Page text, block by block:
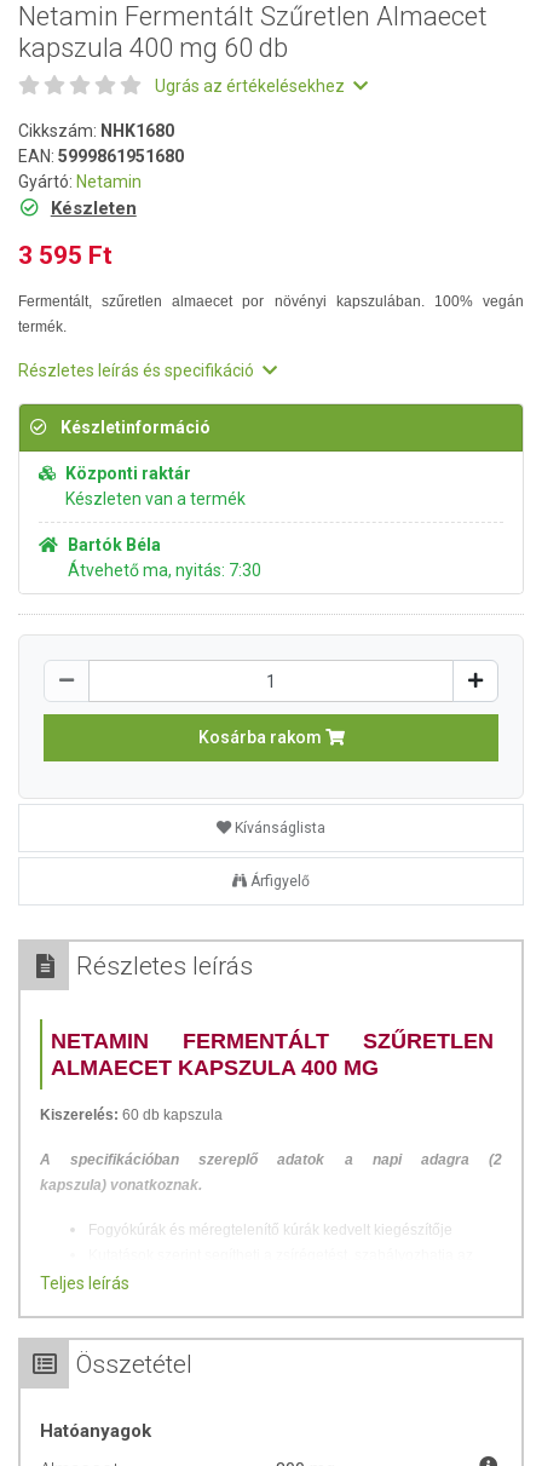
Netamin Fermentált Szűretlen Almaecet
kapszula 400 mg 60 db
Ugrás az értékelésekhez
Cikkszám: NHK1680
EAN: 5999861951680
Gyártó: Netamin
Készleten
3 595 Ft
Fermentált, szűretlen almaecet por növényi kapszulában. 100% vegán
termék.
Részletes leírás és specifikáció
Készletinformáció
Központi raktár
Készleten van a termék
Bartók Béla
Átvehető ma, nyitás: 7:30
Kosárba rakom
Kívánságlista
Árfigyelő
Részletes leírás
NETAMIN FERMENTÁLT SZŰRETLEN
ALMAECET KAPSZULA 400 MG
Kiszerelés: 60 db kapszula
A specifikációban szereplő adatok a napi adagra (2
kapszula) vonatkoznak.
Fogyókúrák és méregtelenítő kúrák kedvelt kiegészítője
étvágyat és a vércukorszintet
meg
Az almaecet alkalmazásának nagy hagyománya van a diétázók,
Teljes leírás
Összetétel
Hatóanyagok